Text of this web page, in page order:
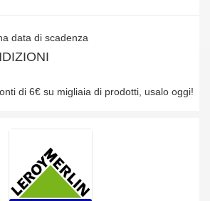
data di scadenza
di 6€ su migliaia di prodotti, usalo oggi!